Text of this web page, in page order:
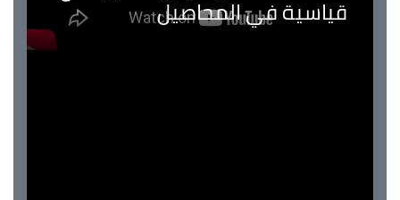
قياسية في المحاصيل